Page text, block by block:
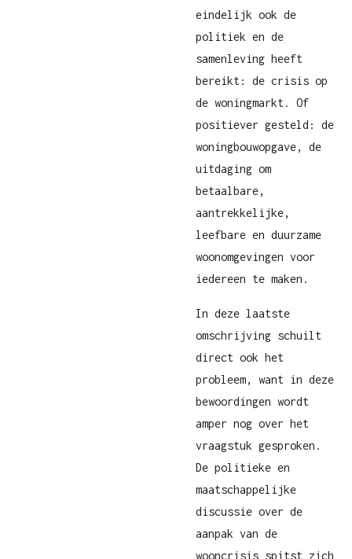
eindelijk ook de
politiek en de
samenleving heeft
bereikt: de crisis op
de woningmarkt. Of
positiever gesteld: de
woningbouwopgave, de
uitdaging om
betaalbare,
aantrekkelijke,
leefbare en duurzame
woonomgevingen voor
iedereen te maken.
In deze laatste
omschrijving schuilt
direct ook het
probleem, want in deze
bewoordingen wordt
amper nog over het
vraagstuk gesproken.
De politieke en
maatschappelijke
discussie over de
aanpak van de
wooncrisis spitst zich